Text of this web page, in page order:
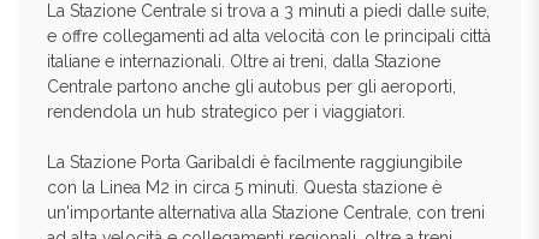
La Stazione Centrale si trova a 3 minuti a piedi dalle suite,
e offre collegamenti ad alta velocità con le principali città
italiane e internazionali. Oltre ai treni, dalla Stazione
Centrale partono anche gli autobus per gli aeroporti,
rendendola un hub strategico per i viaggiatori.
La Stazione Porta Garibaldi è facilmente raggiungibile
con la Linea M2 in circa 5 minuti. Questa stazione è
un'importante alternativa alla Stazione Centrale, con treni